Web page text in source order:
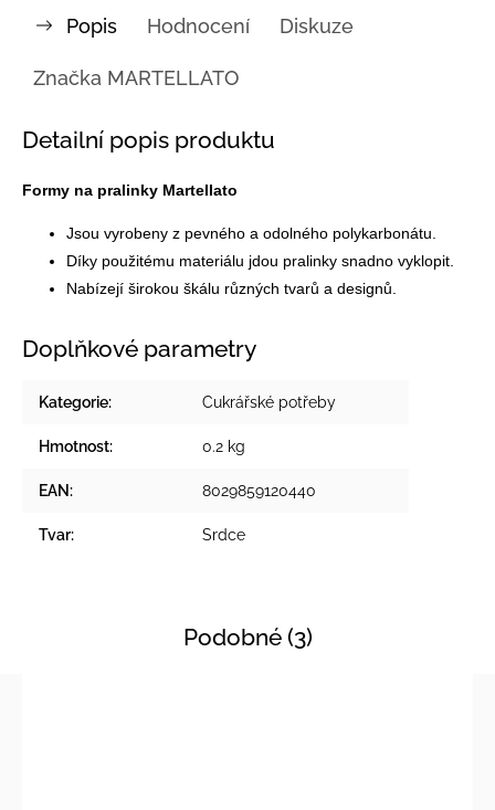
Popis Hodnocení Diskuze
Značka MARTELLATO
Detailní popis produktu
Formy na pralinky Martellato
Jsou vyrobeny z pevného a odolného polykarbonátu.
Díky použitému materiálu jdou pralinky snadno vyklopit.
Nabízejí širokou škálu různých tvarů a designů.
Doplňkové parametry
Kategorie: Cukrářské potřeby
Hmotnost: 0.2 kg
EAN: 8029859120440
Tvar: Srdce
Podobné (3)